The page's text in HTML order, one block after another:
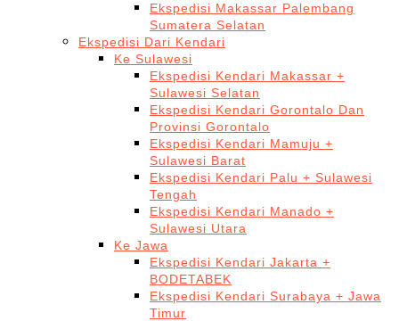
Ekspedisi Makassar Palembang
Sumatera Selatan
Ekspedisi Dari Kendari
Ke Sulawesi
Ekspedisi Kendari Makassar +
Sulawesi Selatan
Ekspedisi Kendari Gorontalo Dan
Provinsi Gorontalo
Ekspedisi Kendari Mamuju +
Sulawesi Barat
Ekspedisi Kendari Palu + Sulawesi
Tengah
Ekspedisi Kendari Manado +
Sulawesi Utara
Ke Jawa
Ekspedisi Kendari Jakarta +
BODETABEK
Ekspedisi Kendari Surabaya + Jawa
Timur